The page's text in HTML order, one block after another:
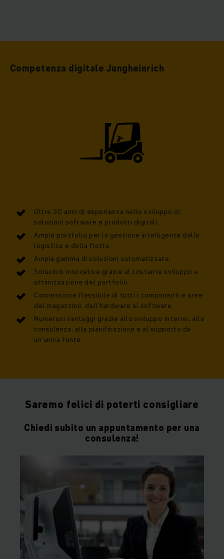
Competenza digitale Jungheinrich
Oltre 30 anni di esperienza nello sviluppo di
soluzioni software e prodotti digitali
Ampio portfolio per la gestione intelligente della
logistica e della flotta
Ampia gamma di soluzioni automatizzate
Soluzioni innovative grazie al costante sviluppo e
ottimizzazione del portfolio
Connessione flessibile di tutti i componenti e aree
del magazzino, dall’hardware al software
Numerosi vantaggi grazie allo sviluppo interno, alla
consulenza, alla pianificazione e al supporto da
un’unica fonte
Saremo felici di poterti consigliare
Chiedi subito un appuntamento per una
consulenza!